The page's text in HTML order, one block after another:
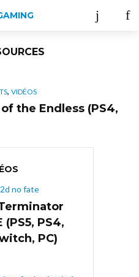
, VIDÉOS
the Endless (PS4,
(PS5, PS4,
PC)